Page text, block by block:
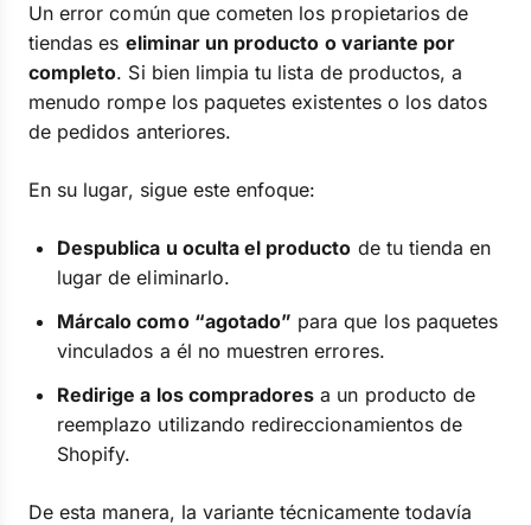
Un error común que cometen los propietarios de
tiendas es eliminar un producto o variante por
completo. Si bien limpia tu lista de productos, a
menudo rompe los paquetes existentes o los datos
de pedidos anteriores.
En su lugar, sigue este enfoque:
Despublica u oculta el producto de tu tienda en
lugar de eliminarlo.
Márcalo como “agotado” para que los paquetes
vinculados a él no muestren errores.
Redirige a los compradores a un producto de
reemplazo utilizando redireccionamientos de
Shopify.
De esta manera, la variante técnicamente todavía